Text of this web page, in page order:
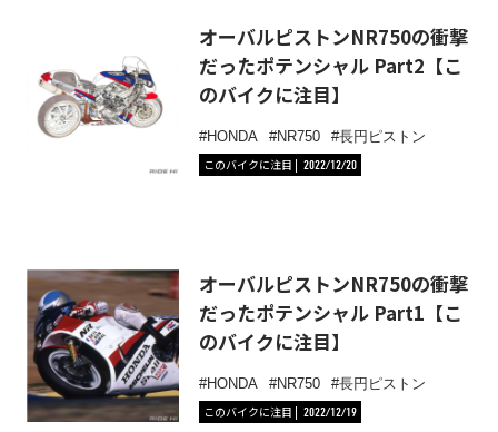
オーバルピストンNR750の衝撃
だったポテンシャル Part2【こ
のバイクに注目】
HONDA NR750
長円ピストン
このバイクに注目
2022/12/20
オーバルピストンNR750の衝撃
だったポテンシャル Part1【こ
のバイクに注目】
HONDA NR750
長円ピストン
このバイクに注目
2022/12/19